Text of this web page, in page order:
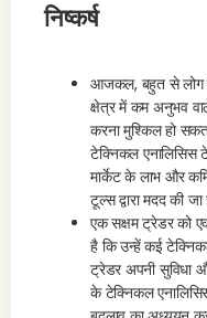
निष्कर्ष
आजकल, बहुत से लोग
क्षेत्र में कम अनुभव
करना मुश्किल हो
टेक्निकल
मार्केट के लाभ और
टूल्स द्वारा मदद की
एक सक्षम ट्रेडर को
है कि उन्हें कई
ट्रेडर अपनी सुविधा
के टेक्निकल